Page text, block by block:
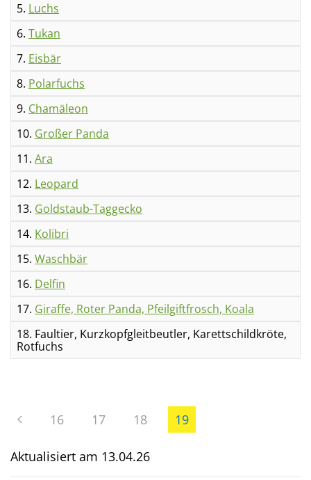
5. Luchs
6. Tukan
7. Eisbär
8. Polarfuchs
9. Chamäleon
10. Großer Panda
11. Ara
12. Leopard
13. Goldstaub-Taggecko
14. Kolibri
15. Waschbär
16. Delfin
17. Giraffe, Roter Panda, Pfeilgiftfrosch, Koala
18. Faultier, Kurzkopfgleitbeutler, Karettschildkröte,
Rotfuchs
16 17 18 19
Aktualisiert am 13.04.26